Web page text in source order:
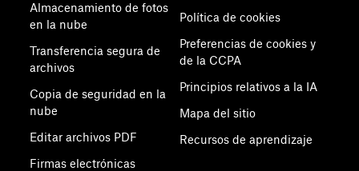
Almacenamiento de fotos
en la nube
Transferencia segura de
archivos
Copia de seguridad en la
nube
Editar archivos PDF
Firmas electrónicas
Política de cookies
Preferencias de cookies y
de la CCPA
Principios relativos a la IA
Mapa del sitio
Recursos de aprendizaje